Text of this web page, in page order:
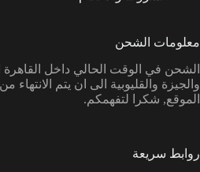
معلومات الشحن
الشحن في الوقت الحالي داخل القاهرة
والجيزة والقليوبية الى ان يتم الانتهاء
الموقع, شكرا لتفهمكم.
روابط سريعة